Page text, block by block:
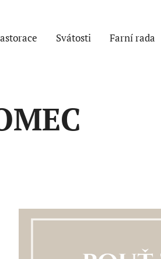
Svátosti Farní rada